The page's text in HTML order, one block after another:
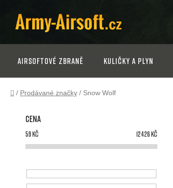
obsah
Airsoftové zbraně Kuličky a plyn
Domů
/ Prodávané značky / Snow Wolf
P
Cena
59Kč 12426Kč